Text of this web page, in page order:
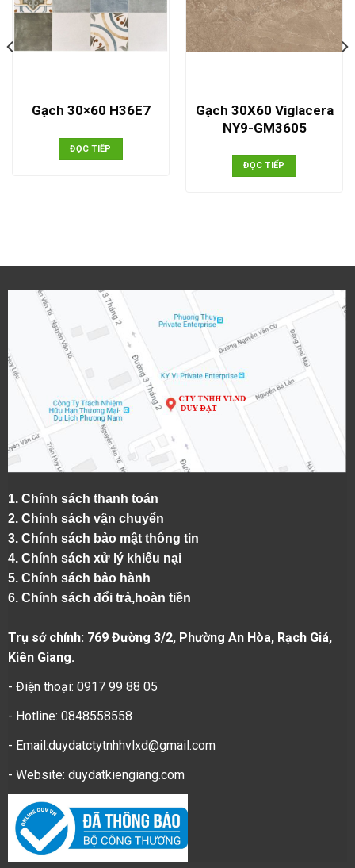
Gạch 30×60 H36E7
ĐỌC TIẾP
Gạch 30X60 Viglacera
NY9-GM3605
ĐỌC TIẾP
1. Chính sách thanh toán
2. Chính sách vận chuyển
3. Chính sách bảo mật thông tin
4. Chính sách xử lý khiếu nại
5. Chính sách bảo hành
6. Chính sách đổi trả,hoàn tiền
Trụ sở chính: 769 Đường 3/2, Phường An Hòa, Rạch Giá,
Kiên Giang.
- Điện thoại: 0917 99 88 05
- Hotline: 0848558558
- Email:duydatctytnhhvlxd@gmail.com
- Website: duydatkiengiang.com